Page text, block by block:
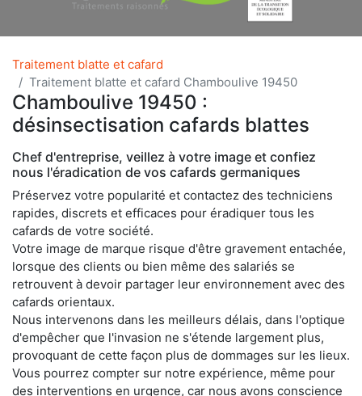
Traitement blatte et cafard
Traitement blatte et cafard Chamboulive 19450
Chamboulive 19450 :
désinsectisation cafards blattes
Chef d'entreprise, veillez à votre image et confiez
nous l'éradication de vos cafards germaniques
Préservez votre popularité et contactez des techniciens
rapides, discrets et efficaces pour éradiquer tous les
cafards de votre société.
Votre image de marque risque d'être gravement entachée,
lorsque des clients ou bien même des salariés se
retrouvent à devoir partager leur environnement avec des
cafards orientaux.
Nous intervenons dans les meilleurs délais, dans l'optique
d'empêcher que l'invasion ne s'étende largement plus,
provoquant de cette façon plus de dommages sur les lieux.
Vous pourrez compter sur notre expérience, même pour
des interventions en urgence, car nous avons conscience